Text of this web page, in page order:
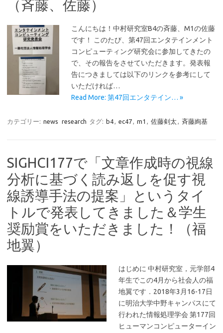
（斉藤、佐藤）
こんにちは！中村研究室B4の斉藤、M1の佐藤
です！ このたび、第47回エンタテインメント
コンピューティング研究会に参加してきたの
で、その報告をさせていただきます。発表報
告につきましては以下のリンクを参考にして
いただければ…
Read More: 第47回エンタテイン… »
カテゴリー: news research タグ: b4, ec47, m1 , 佐藤剣太, 斉藤絢基
SIGHCI177で「文章作成時の視線
分析に基づく読み返しを促す視
線誘導手法の提案」というタイ
トルで発表してきました＆学生
奨励賞をいただきました！（福
地翼）
はじめに 中村研究室，元学部4
年生でこの4月から社会人の福
地翼です．2018年3月16-17日
に明治大学中野キャンパスにて
行われた情報処理学会 第177回
ヒューマンコンピューターイン